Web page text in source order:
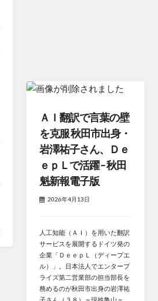
ＡＩ翻訳で言葉の壁
を克服 秋田市出身・
岩澤祐子さん、Ｄｅ
ｅｐＬで活躍 – 秋田
魁新報電子版
2026年4月13日
人工知能（ＡＩ）を用いた翻訳
サービスを展開するドイツ発の
企業「ＤｅｅｐＬ（ディープエ
ル）」。日本法人でエンタープ
ライズ第二営業部の担当部長を
務めるのが秋田市出身の岩澤祐